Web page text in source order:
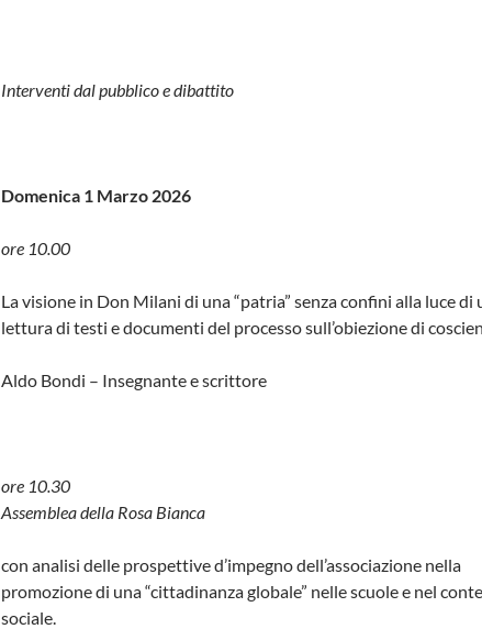
Interventi dal pubblico e dibattito
Domenica 1 Marzo 2026
ore 10.00
La visione in Don Milani di una “patria” senza confini alla luce di
lettura di testi e documenti del processo sull’obiezione di
Aldo Bondi – Insegnante e scrittore
ore 10.30
Assemblea della Rosa Bianca
con analisi delle prospettive d’impegno dell’associazione nella
promozione di una “cittadinanza globale” nelle scuole e nel
sociale.